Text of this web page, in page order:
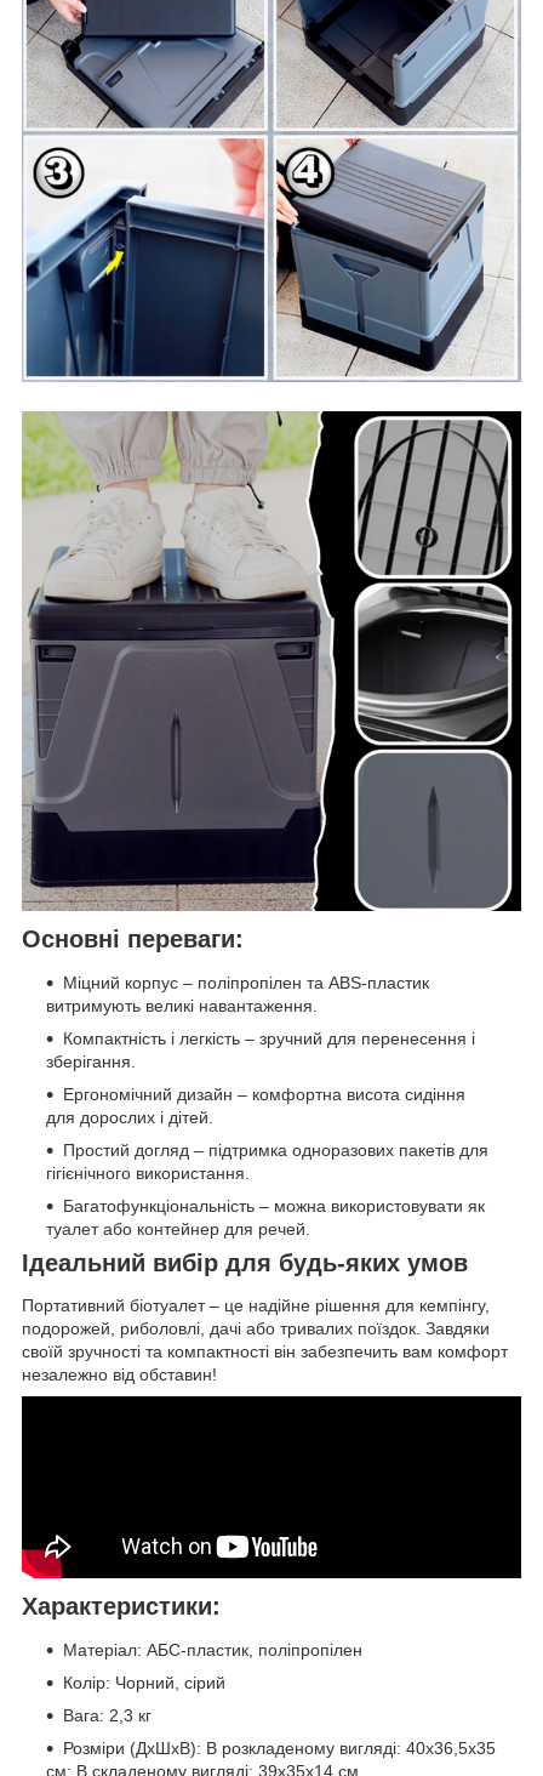
Основні переваги:
Міцний корпус – поліпропілен та ABS-пластик
витримують великі навантаження.
Компактність і легкість – зручний для перенесення і
зберігання.
Ергономічний дизайн – комфортна висота сидіння
для дорослих і дітей.
Простий догляд – підтримка одноразових пакетів для
гігієнічного використання.
Багатофункціональність – можна використовувати як
туалет або контейнер для речей.
Ідеальний вибір для будь-яких умов
Портативний біотуалет – це надійне рішення для кемпінгу,
подорожей, риболовлі, дачі або тривалих поїздок. Завдяки
своїй зручності та компактності він забезпечить вам комфорт
незалежно від обставин!
Характеристики:
Матеріал: АБС-пластик, поліпропілен
Колір: Чорний, сірий
Вага: 2,3 кг
Розміри (ДхШхВ): В розкладеному вигляді: 40x36,5x35
см; В складеному вигляді: 39x35x14 см